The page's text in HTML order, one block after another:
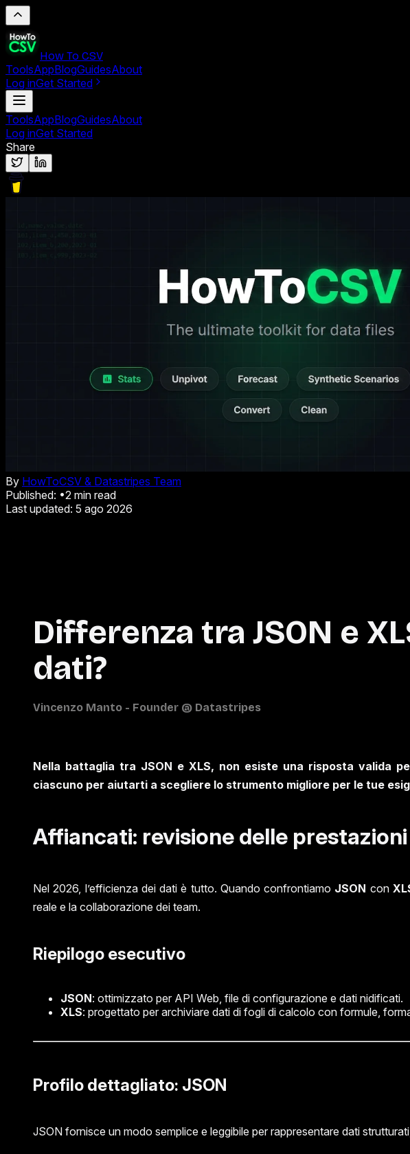
How To CSV
ToolsAppBlogGuidesAbout
Log inGet Started
ToolsAppBlogGuidesAbout
Log inGet Started
Share
By HowToCSV & Datastripes Team
Published: •2 min read
Last updated: 5 ago 2026
Differenza tra JSON e
dati?
Nella battaglia tra JSON e XLS, non esiste una risposta valida
ciascuno per aiutarti a scegliere lo strumento migliore per le tue
Affiancati: revisione delle prestazioni
Nel 2026, l’efficienza dei dati è tutto. Quando confrontiamo JSON con
reale e la collaborazione dei team.
Riepilogo esecutivo
JSON: ottimizzato per API Web, file di configurazione e dati nidificati.
XLS: progettato per archiviare dati di fogli di calcolo con formule,
Profilo dettagliato: JSON
JSON fornisce un modo semplice e leggibile per rappresentare dati